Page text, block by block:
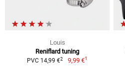
Louis
Reniflard tuning
PVC 14,99 €2 9,99 €1